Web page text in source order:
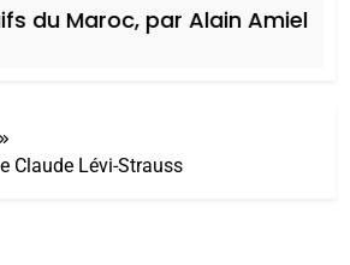
Maroc, par Alain Amiel
Claude Lévi-Strauss